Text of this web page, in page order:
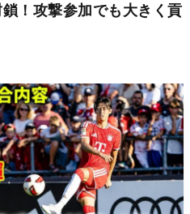
！攻撃参加でも大きく貢